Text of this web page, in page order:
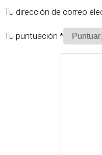
Tu dirección de correo
Tu puntuación *